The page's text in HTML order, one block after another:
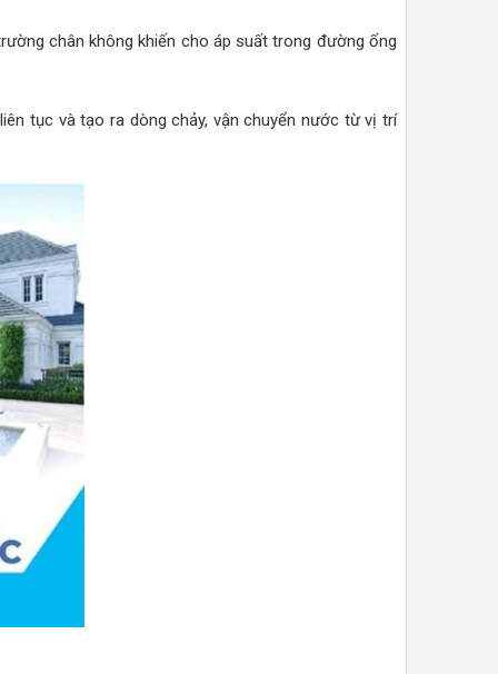
chân không khiến cho áp suất trong đường ống
tục và tạo ra dòng chảy, vận chuyển nước từ vị trí